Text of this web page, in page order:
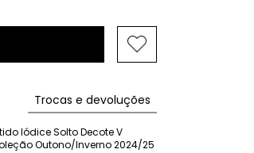
Trocas e devoluções
Iódice Solto Decote V
Outono/Inverno 2024/25